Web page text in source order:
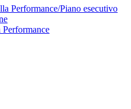
Performance/Piano esecutivo